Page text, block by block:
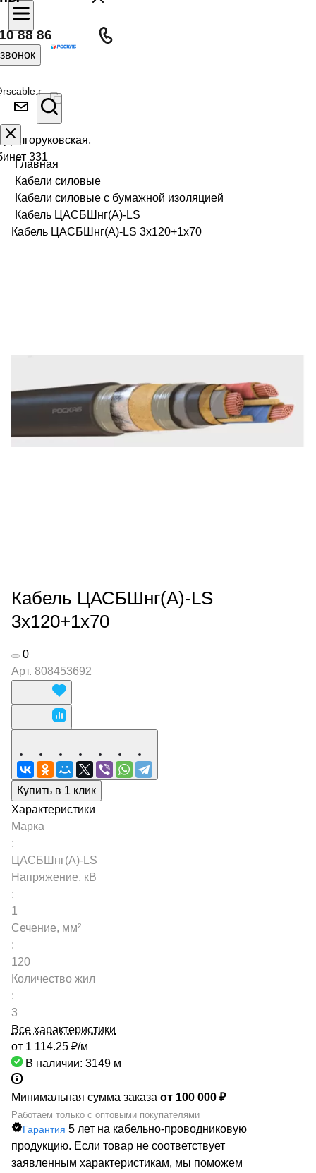
88 86
331
Главная
Кабели силовые
Кабели силовые с бумажной изоляцией
Кабель ЦАСБШнг(А)-LS
Кабель ЦАСБШнг(А)-LS 3х120+1х70
Кабель ЦАСБШнг(А)-LS
3х120+1х70
0
Арт. 808453692
Купить в 1 клик
Характеристики
Марка
:
ЦАСБШнг(А)-LS
Напряжение, кВ
:
1
Сечение, мм²
:
120
Количество жил
:
3
Все характеристики
от 1 114.25 ₽/м
В наличии: 3149 м
Минимальная сумма заказа от 100 000 ₽
Работаем только с оптовыми покупателями
Гарантия 5 лет на кабельно-проводниковую
продукцию. Если товар не соответствует
заявленным характеристикам, мы поможем